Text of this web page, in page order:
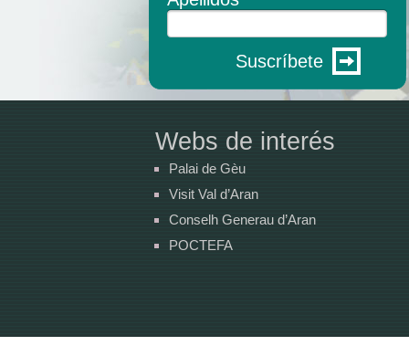
Suscríbete
Webs de interés
Palai de Gèu
Visit Val d’Aran
Conselh Generau d’Aran
POCTEFA